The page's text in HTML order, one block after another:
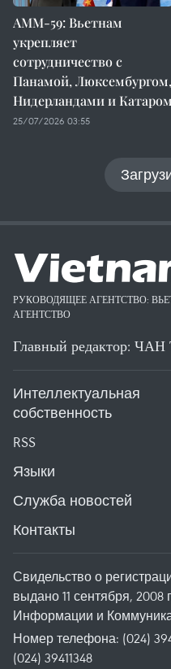
AMM-59: Вьетнам
укрепляет
сотрудничество с
Панамой, Люксембургом,
Нидерландами и Катаром
25/07/2026 03:55
РУКОВОДЯЩЕЕ АГЕНТСТВО:
АГЕНТСТВО
Главный редактор:
Интеллектуальная
собственность
RSS
Языки
Служба новостей
Контакты
Свидельство о
выдано 11 сентября, 2008
Информации и
Номер телефона: (024)
(024) 39411348